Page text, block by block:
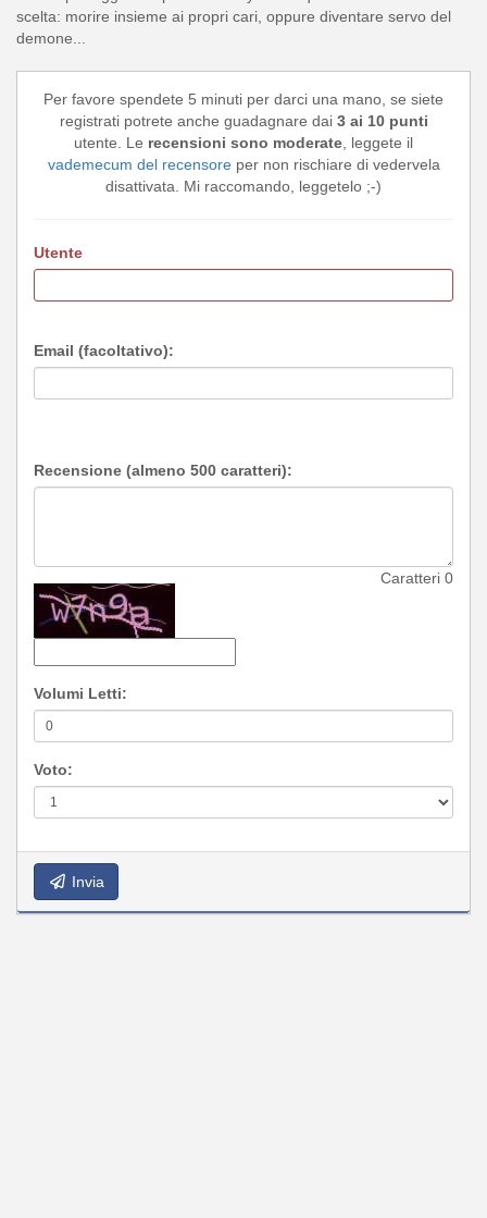
scelta: morire insieme ai propri cari, oppure diventare servo del
demone...
Per favore spendete 5 minuti per darci una mano, se siete
registrati potrete anche guadagnare dai 3 ai 10 punti
utente. Le recensioni sono moderate , leggete il
vademecum del recensoreper non rischiare di vedervela
disattivata. Mi raccomando, leggetelo ;-)
Utente
Email (facoltativo):
Recensione (almeno 500 caratteri):
Caratteri 0
Volumi Letti:
Voto:
Invia